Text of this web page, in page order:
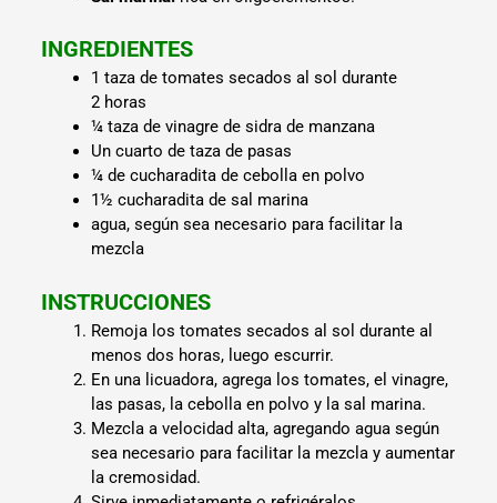
INGREDIENTES
1 taza de tomates secados al sol durante
2 horas
¼ taza devinagre de sidra de manzana
Un cuarto de taza de pasas
¼ de cucharadita decebolla en polvo
1½ cucharadita desal marina
agua, según sea necesario para facilitar la
mezcla
INSTRUCCIONES
Remoja los tomates secados al sol durante al
menos dos horas, luego escurrir.
En una licuadora, agrega los tomates, el vinagre,
las pasas, la cebolla en polvo y la sal marina.
Mezcla a velocidad alta, agregando agua según
sea necesario para facilitar la mezcla y aumentar
la cremosidad.